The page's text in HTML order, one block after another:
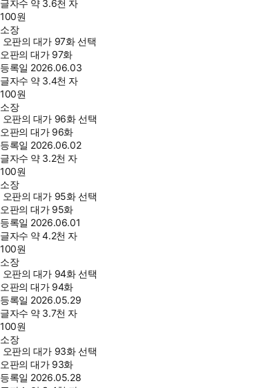
글자수 약 3.6천 자
100원
소장
오판의 대가 97화 선택
오판의 대가 97화
등록일 2026.06.03
글자수 약 3.4천 자
100원
소장
오판의 대가 96화 선택
오판의 대가 96화
등록일 2026.06.02
글자수 약 3.2천 자
100원
소장
오판의 대가 95화 선택
오판의 대가 95화
등록일 2026.06.01
글자수 약 4.2천 자
100원
소장
오판의 대가 94화 선택
오판의 대가 94화
등록일 2026.05.29
글자수 약 3.7천 자
100원
소장
오판의 대가 93화 선택
오판의 대가 93화
등록일 2026.05.28